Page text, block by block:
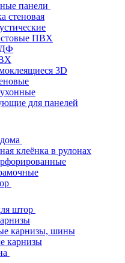
панели
стеновая
ПВХ
3D
для панелей
клеёнка в рулонах
штор
карнизы, шины
карнизы